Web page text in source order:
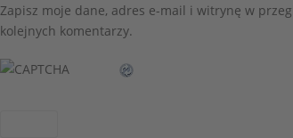
Zapisz moje dane, adres e-mail i witrynę w
kolejnych komentarzy.